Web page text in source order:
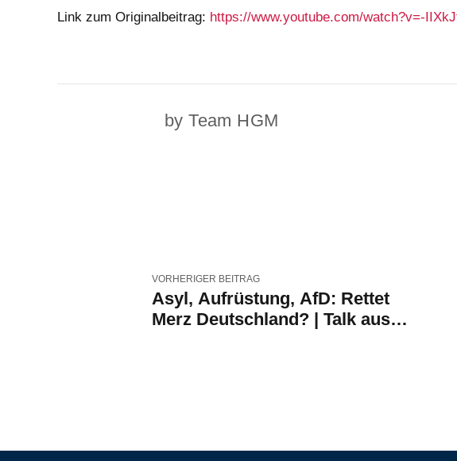
Link zum Originalbeitrag: https://www.youtube.com/watch?v=-
by Team HGM
VORHERIGER BEITRAG
Asyl, Aufrüstung, AfD: Rettet
Merz Deutschland? | Talk aus